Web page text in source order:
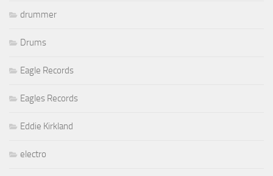
drummer
Drums
Eagle Records
Eagles Records
Eddie Kirkland
electro